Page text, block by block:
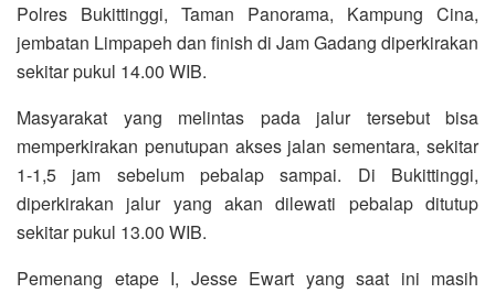
Polres Bukittinggi, Taman Panorama, Kampung Cina,
jembatan Limpapeh dan finish di Jam Gadang diperkirakan
sekitar pukul 14.00 WIB.
Masyarakat yang melintas pada jalur tersebut bisa
memperkirakan penutupan akses jalan sementara, sekitar
1-1,5 jam sebelum pebalap sampai. Di Bukittinggi,
diperkirakan jalur yang akan dilewati pebalap ditutup
sekitar pukul 13.00 WIB.
Pemenang etape I, Jesse Ewart yang saat ini masih